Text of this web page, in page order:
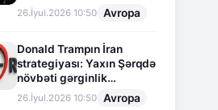
26.İyul.2026 10:50 Avropa
Donald Trampın İran
strategiyası: Yaxın Şərqdə
növbəti gərginlik
mərhələsi
26.İyul.2026 10:50 Avropa